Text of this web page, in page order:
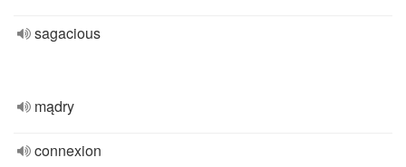
sagacious
mądry
connexion